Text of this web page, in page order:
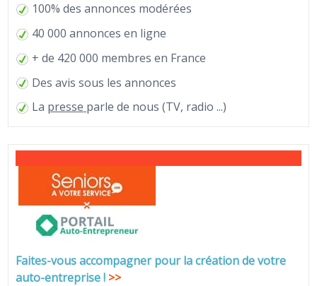
100% des annonces modérées
40 000 annonces en ligne
+ de 420 000 membres en France
Des avis sous les annonces
La presse parle de nous (TV, radio ...)
Faites-vous accompagner pour la création de votre
auto-entreprise! >>